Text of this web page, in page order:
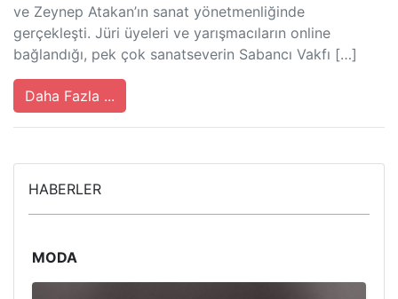
ve Zeynep Atakan’ın sanat yönetmenliğinde
gerçekleşti. Jüri üyeleri ve yarışmacıların online
bağlandığı, pek çok sanatseverin Sabancı Vakfı […]
Daha Fazla ...
HABERLER
MODA